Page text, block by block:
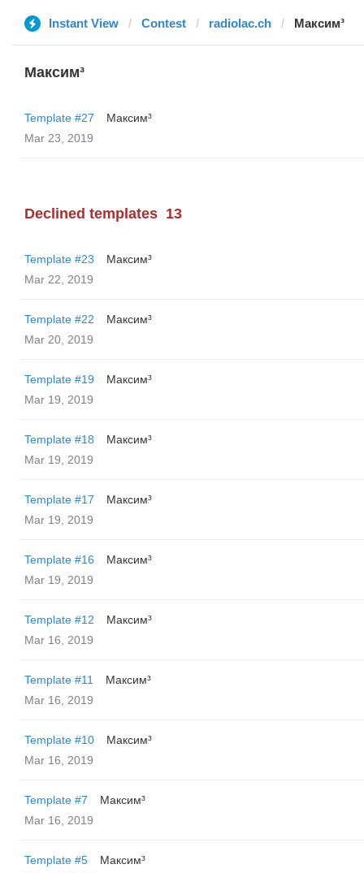
Instant View Contest radiolac.ch Максим³
Максим³
Template #27
Максим³
Mar 23, 2019
Declined templates 13
Template #23
Максим³
Mar 22, 2019
Template #22
Максим³
Mar 20, 2019
Template #19
Максим³
Mar 19, 2019
Template #18
Максим³
Mar 19, 2019
Template #17
Максим³
Mar 19, 2019
Template #16
Максим³
Mar 19, 2019
Template #12
Максим³
Mar 16, 2019
Template #11
Максим³
Mar 16, 2019
Template #10
Максим³
Mar 16, 2019
Template #7
Максим³
Mar 16, 2019
Template #5
Максим³